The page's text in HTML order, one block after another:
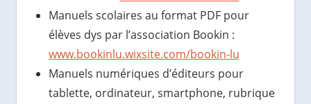
Manuels scolaires au format PDF pour
élèves dys par l’association Bookin :
www.bookinlu.wixsite.com/bookin-lu
Manuels numériques d’éditeurs pour
tablette, ordinateur, smartphone, rubrique